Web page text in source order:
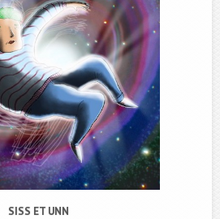
SISS ET UNN